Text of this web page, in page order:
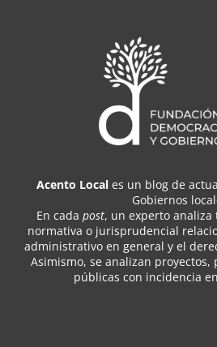
Acento Local es un blog de
Gobiernos
En cada post, un experto
normativa o jurisprudencial
administrativo en general y el
Asimismo, se analizan proyectos,
públicas con incidencia